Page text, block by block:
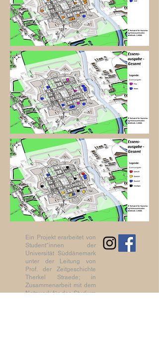
Ein Projekt erarbeitet von
Student*innen der
Universität Süddänemark
unter der Leitung von
Prof. der Zeitgeschichte
Therkel Straede; in
Zusammenarbeit mit dem
Netzwerk für das Studium